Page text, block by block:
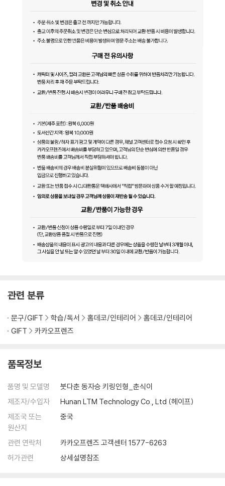
관련 분류
문구/GIFT 학습/독서 홈데코/인테리어
홈데코/인테리어
GIFT
카카오프렌즈
품목정보
품명 및 모델명
붓다춘 동자승 키링인형_춘식이
제조자/수입자
Hunan LTM Technology Co., Ltd (헤이프)
제조국 또는
원산지
중국
관련 연락처
카카오프렌즈 고객센터 1577-6263
허가관련
상세설명참조